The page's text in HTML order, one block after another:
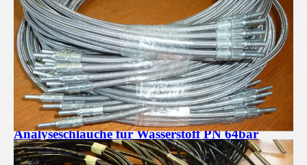
Analyseschläuche für Wasserstoff PN 64bar